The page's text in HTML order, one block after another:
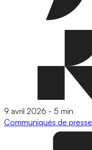
9 avril 2026 - 5 min
Communiqués de presse